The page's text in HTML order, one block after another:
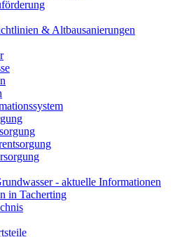
& Altbausanierungen
- aktuelle Informationen
in Tacherting